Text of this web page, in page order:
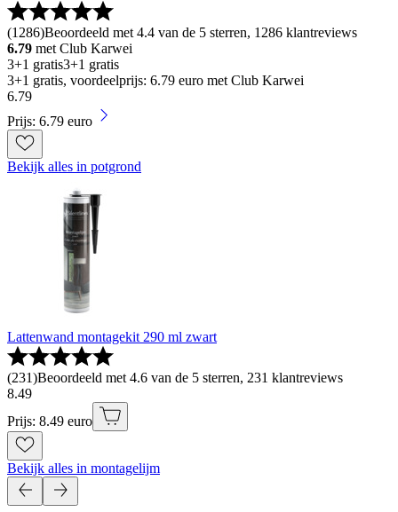
(1286)Beoordeeld met 4.4 van de 5 sterren, 1286 klantreviews
6.79 met Club Karwei
3+1 gratis3+1 gratis
3+1 gratis, voordeelprijs: 6.79 euro met Club Karwei
6.79
Prijs: 6.79 euro
Bekijk alles in potgrond
Lattenwand montagekit 290 ml zwart
(231)Beoordeeld met 4.6 van de 5 sterren, 231 klantreviews
8.49
Prijs: 8.49 euro
Bekijk alles in montagelijm